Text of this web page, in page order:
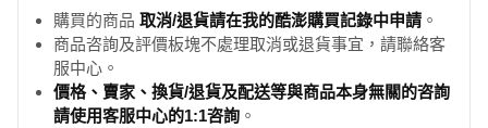
購買的商品 取消/退貨請在我的酷澎購買記錄中申請 。
商品咨詢及評價板塊不處理取消或退貨事宜，請聯絡客
服中心。
價格、賣家、換貨/退貨及配送等與商品本身無關的咨詢
請使用客服中心的1:1咨詢 。